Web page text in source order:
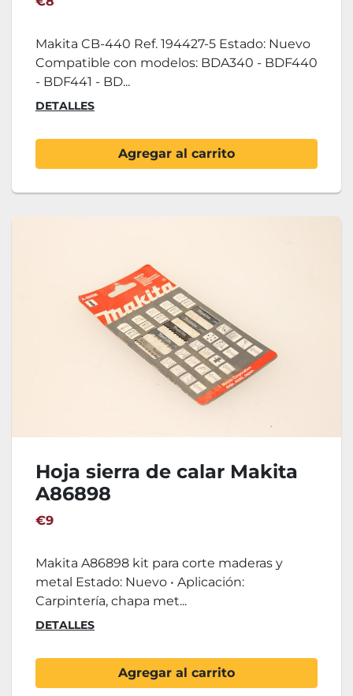
Makita CB-440 Ref. 194427-5 Estado: Nuevo
Compatible con modelos: BDA340 - BDF440
- BDF441 - BD...
DETALLES
Agregar al carrito
Hoja sierra de calar Makita
A86898
€9
Makita A86898 kit para corte maderas y
metal Estado: Nuevo • Aplicación:
Carpintería, chapa met...
DETALLES
Agregar al carrito